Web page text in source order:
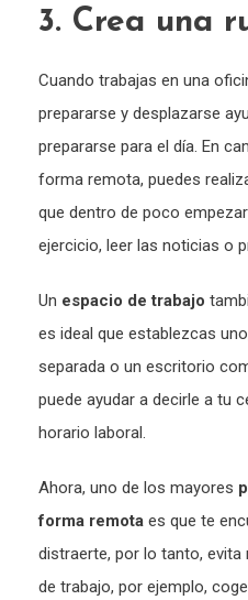
3. Crea una
Cuando trabajas en una
prepararse y desplazarse
prepararse para el día. En
forma remota, puedes
que dentro de poco
ejercicio, leer las noticias o
Un espacio de trabajo
es ideal que establezcas
separada o un escritorio
puede ayudar a decirle a tu
horario laboral.
Ahora, uno de los mayores
forma remota es que te
distraerte, por lo tanto, evita
de trabajo, por ejemplo,